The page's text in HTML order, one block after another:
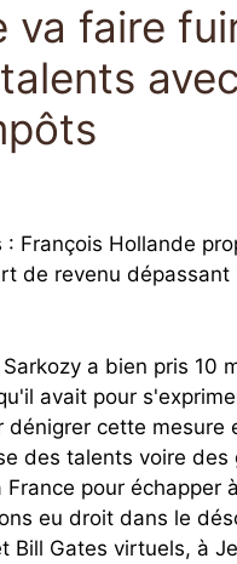
va faire
: François Hollande
de revenu dépassant
a bien pris 10
avait pour
dénigrer cette mesure
des talents voire des
pour échapper
eu droit dans le
Bill Gates virtuels, à